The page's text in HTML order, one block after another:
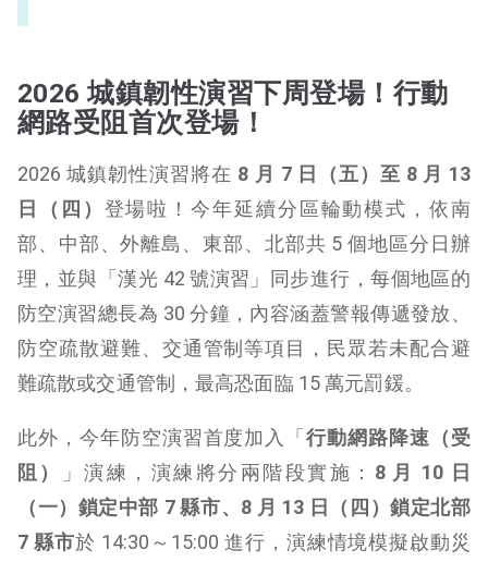
2026 城鎮韌性演習下周登場！行動
網路受阻首次登場！
2026 城鎮韌性演習將在 8 月 7 日（五）至 8 月 13
日（四） 登場啦！今年延續分區輪動模式，依南
部、中部、外離島、東部、北部共 5 個地區分日辦
理，並與「漢光 42 號演習」同步進行，每個地區的
防空演習總長為 30 分鐘，內容涵蓋警報傳遞發放、
防空疏散避難、交通管制等項目，民眾若未配合避
難疏散或交通管制，最高恐面臨 15 萬元罰鍰。
此外，今年防空演習首度加入「行動網路降速（受
阻）
」演練，演練將分兩階段實施： 8 月 10 日
（一）鎖定中部 7 縣市、8 月 13 日（四）鎖定北部
7 縣市於 14:30～15:00 進行，演練情境模擬啟動災